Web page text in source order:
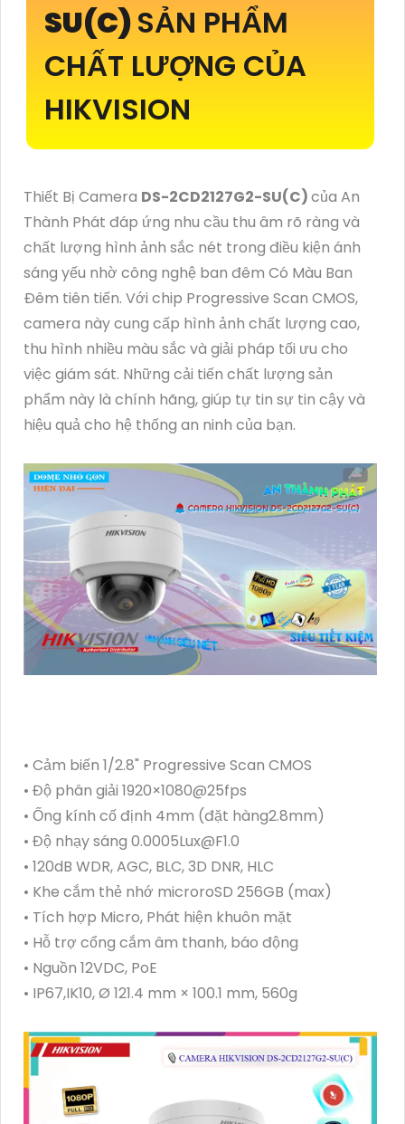
SU(C)SẢN PHẨM
CHẤT LƯỢNG CỦA
HIKVISION
Thiết Bị Camera DS-2CD2127G2-SU(C)của An
Thành Phát đáp ứng nhu cầu thu âm rõ ràng và
chất lượng hình ảnh sắc nét trong điều kiện ánh
sáng yếu nhờ công nghệ ban đêm Có Màu Ban
Ðêm tiên tiến. Với chip Progressive Scan CMOS,
camera này cung cấp hình ảnh chất lượng cao,
thu hình nhiều màu sắc và giải pháp tối ưu cho
việc giám sát. Những cải tiến chất lượng sản
phẩm này là chính hãng, giúp tự tin sự tin cậy và
hiệu quả cho hệ thống an ninh của bạn.
• Cảm biến 1/2.8" Progressive Scan CMOS
• Độ phân giải 1920×1080@25fps
• Ống kính cố định 4mm (đặt hàng2.8mm)
• Độ nhạy sáng 0.0005Lux@F1.0
• 120dB WDR, AGC, BLC, 3D DNR, HLC
• Khe cắm thẻ nhớ microroSD 256GB (max)
• Tích hợp Micro, Phát hiện khuôn mặt
• Hỗ trợ cổng cắm âm thanh, báo động
• Nguồn 12VDC, PoE
• IP67,IK10, Ø 121.4 mm × 100.1 mm, 560g